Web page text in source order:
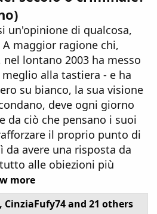
un'opinione di qualcosa,
maggior ragione chi,
lontano 2003 ha messo
alla tastiera - e ha
su bianco, la sua visione
deve ogni giorno
da ciò che pensano i suoi
il proprio punto di
da avere una risposta da
alle obiezioni più
more
, CinziaFufy74and 21 others